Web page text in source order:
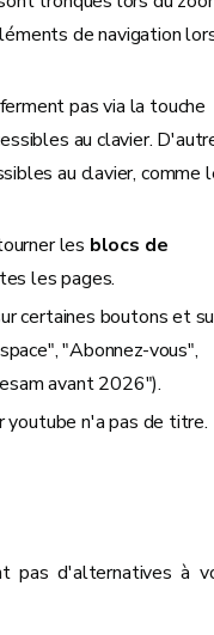
de navigation
pas via la touche
au clavier.
au clavier, comme
les blocs de
les pages.
certaines boutons et
"Abonnez-vous",
avant 2026").
youtube n'a pas de titre.
pas d'alternatives à